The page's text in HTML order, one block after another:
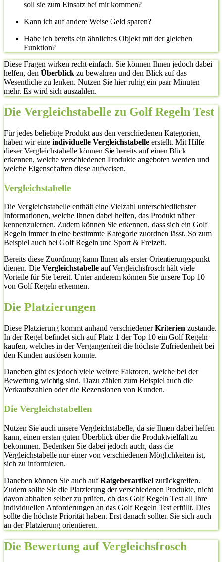
soll sie zum Einsatz bei mir kommen?
Kann ich auf andere Weise Geld sparen?
Habe ich bereits ein ähnliches Objekt mit der gleichen
Funktion?
Diese Fragen wirken recht einfach. Sie können Ihnen jedoch dabei
helfen, den Überblick zu bewahren und den Blick auf das
Wesentliche zu lenken. Nutzen Sie hier ruhig ein paar Minuten
mehr. Es wird sich auszahlen.
Die Vergleichstabelle zu Golf Regeln Test
Für jedes beliebige Produkt aus den verschiedenen Kategorien,
haben wir eine individuelle Vergleichstabelle erstellt. Mit Hilfe
dieser Vergleichstabelle können Sie bereits auf einen Blick
erkennen, welche verschiedenen Produkte angeboten werden und
welche Eigenschaften diese aufweisen.
Vergleichstabelle
Die Vergleichstabelle enthält eine Vielzahl unterschiedlichster
Informationen, welche Ihnen dabei helfen, das Produkt näher
kennenzulernen. Zudem können Sie erkennen, dass sich ein Golf
Regeln immer in eine bestimmte Kategorie zuordnen lässt. So zum
Beispiel auch bei Golf Regeln und Sport & Freizeit.
Bereits diese Zuordnung kann Ihnen als erster Orientierungspunkt
dienen. Die Vergleichstabelle auf Vergleichsfrosch hält viele
Vorteile für Sie bereit. Unter anderem können Sie unsere Top 10
von Golf Regeln erkennen.
Die Platzierungen
Diese Platzierung kommt anhand verschiedenerKriterien zustande.
In der Regel befindet sich auf Platz 1 der Top 10 ein Golf Regeln
kaufen, welches in der Vergangenheit die höchste Zufriedenheit bei
den Kunden auslösen konnte.
Daneben gibt es jedoch viele weitere Faktoren, welche bei der
Bewertung wichtig sind. Dazu zählen zum Beispiel auch die
Verkaufszahlen oder die Rezensionen von Kunden.
Die Vergleichstabellen
Nutzen Sie auch unsere Vergleichstabelle, da sie Ihnen dabei helfen
kann, einen ersten guten Überblick über die Produktvielfalt zu
bekommen. Bedenken Sie dabei jedoch auch, dass die
Vergleichstabelle nur einer von verschiedenen Möglichkeiten ist,
sich zu informieren.
Daneben können Sie auch aufRatgeberartikel zurückgreifen.
Zudem sollte Sie die Platzierung der verschiedenen Produkte, nicht
davon abhalten selber zu prüfen, ob das Golf Regeln Test all Ihre
individuellen Anforderungen an das Golf Regeln Test erfüllt. Dies
sollte die höchste Priorität haben. Erst danach sollten Sie sich auch
an der Platzierung orientieren.
Die Bewertung auf Vergleichsfrosch